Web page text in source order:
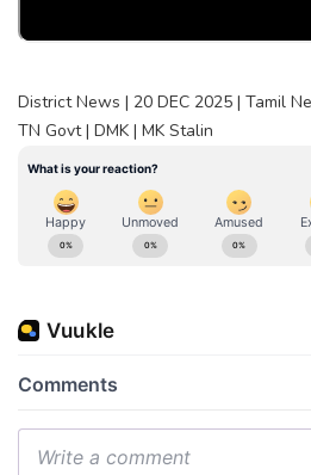
District News | 20 DEC 2025 | Tamil
TN Govt | DMK | MK Stalin